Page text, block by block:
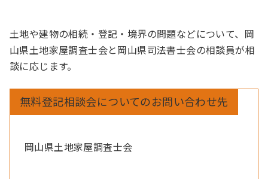
土地や建物の相続・登記・境界の問題などについて、岡
山県土地家屋調査士会と岡山県司法書士会の相談員が相
談に応じます。
無料登記相談会についてのお問い合わせ先
岡山県土地家屋調査士会